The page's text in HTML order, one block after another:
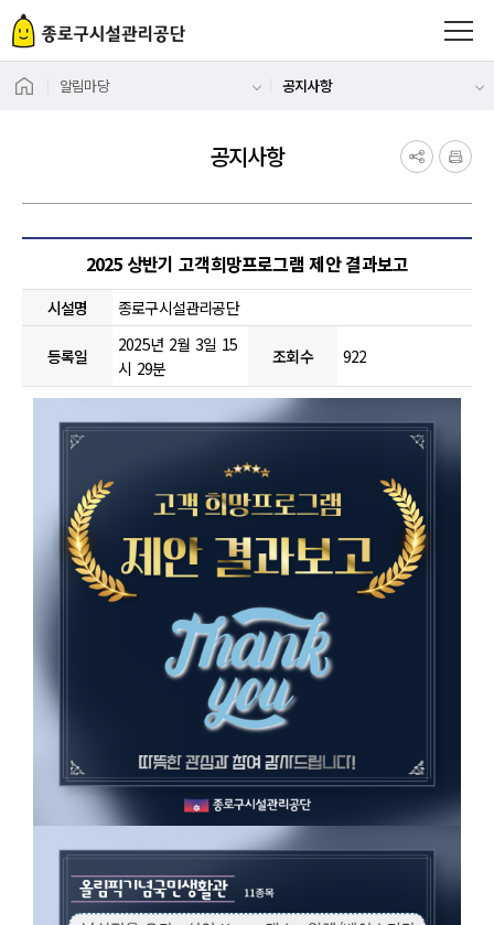
알림마당 공지사항
공지사항
2025 상반기 고객희망프로그램 제안 결과보고
시설명 종로구시설관리공단
등록일
2025년 2월 3일 15
시 29분
조회수 922